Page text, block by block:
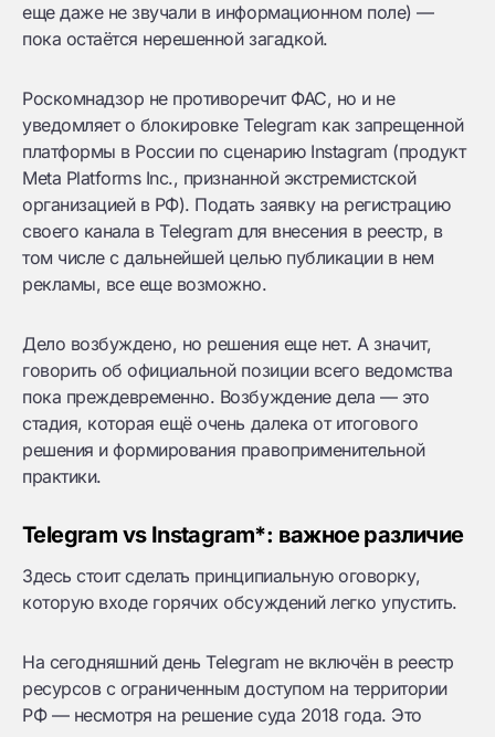
еще даже не звучали в информационном поле) —
пока остаётся нерешенной загадкой.
Роскомнадзор не противоречит ФАС, но и не
уведомляет о блокировке Telegram как запрещенной
платформы в России по сценарию Instagram (продукт
Meta Platforms Inc., признанной экстремистской
организацией в РФ). Подать заявку на регистрацию
своего канала в Telegram для внесения в реестр, в
том числе с дальнейшей целью публикации в нем
рекламы, все еще возможно.
Дело возбуждено, но решения еще нет. А значит,
говорить об официальной позиции всего ведомства
пока преждевременно. Возбуждение дела — это
стадия, которая ещё очень далека от итогового
решения и формирования правоприменительной
практики.
Telegram vs Instagram*: важное различие
Здесь стоит сделать принципиальную оговорку,
которую входе горячих обсуждений легко упустить.
На сегодняшний день Telegram не включён в реестр
ресурсов с ограниченным доступом на территории
РФ — несмотря на решение суда 2018 года. Это